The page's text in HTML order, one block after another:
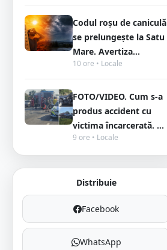
Codul roșu de caniculă
se prelungește la Satu
Mare. Avertiza...
10 ore • Locale
FOTO/VIDEO. Cum s-a
produs accident cu
victima încarcerată. ...
9 ore • Locale
Distribuie
Facebook
WhatsApp